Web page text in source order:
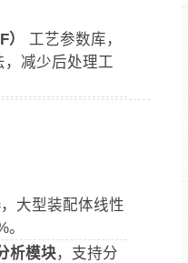
工艺参数库，
减少后处理工
，大型装配体线性
析模块，支持分